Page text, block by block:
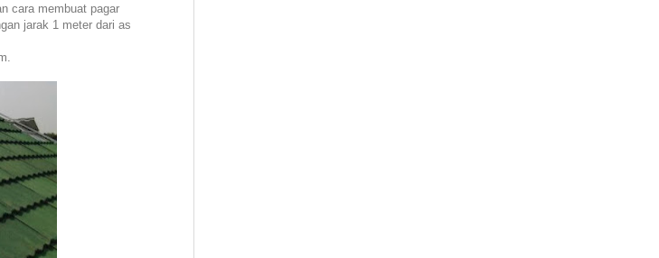
cara membuat pagar
jarak 1 meter dari as